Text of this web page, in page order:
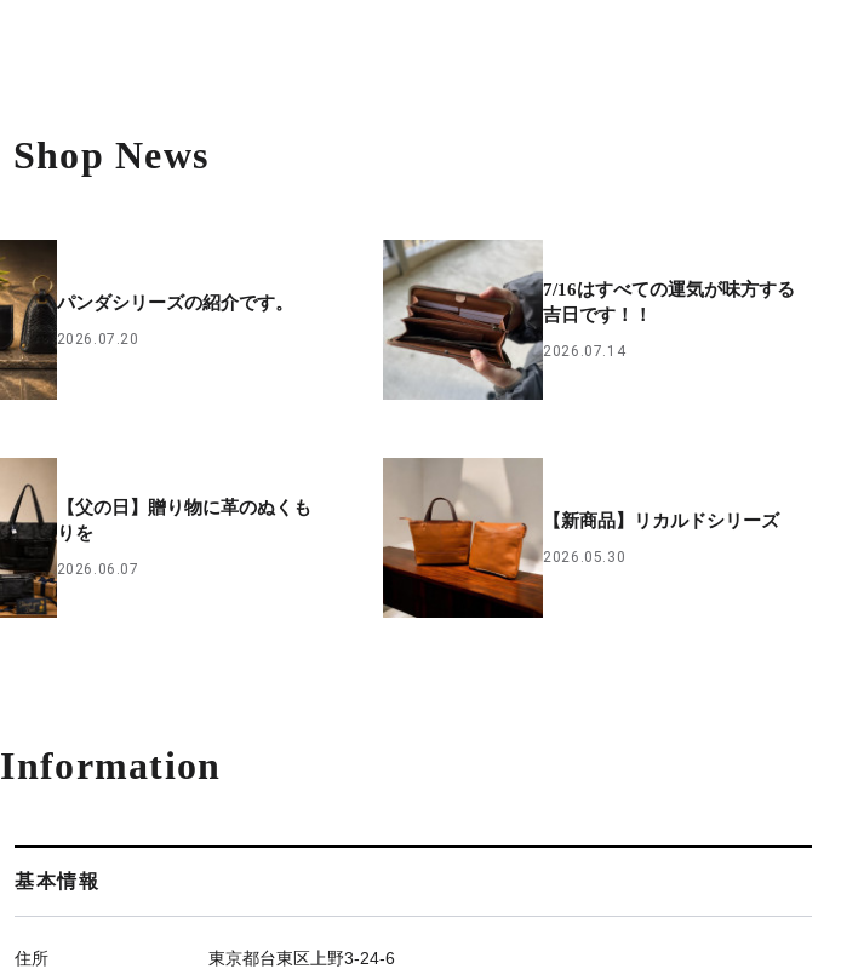
Shop News
パンダシリーズの紹介です。
2026.07.20
7/16はすべての運気が味方する
吉日です！！
2026.07.14
【父の日】贈り物に革のぬくも
りを
2026.06.07
【新商品】リカルドシリーズ
2026.05.30
Information
基本情報
住所 東京都台東区上野3-24-6